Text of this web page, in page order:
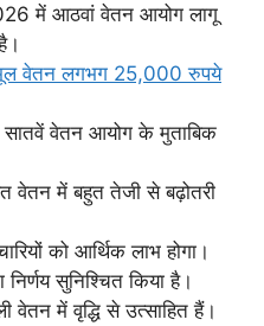
में आठवां वेतन आयोग लागू
वेतन लगभग 25,000 रुपये
सातवें वेतन आयोग के मुताबिक
में बहुत तेजी से बढ़ोतरी
को आर्थिक लाभ होगा।
सुनिश्चित किया है।
वेतन में वृद्धि से उत्साहित हैं।